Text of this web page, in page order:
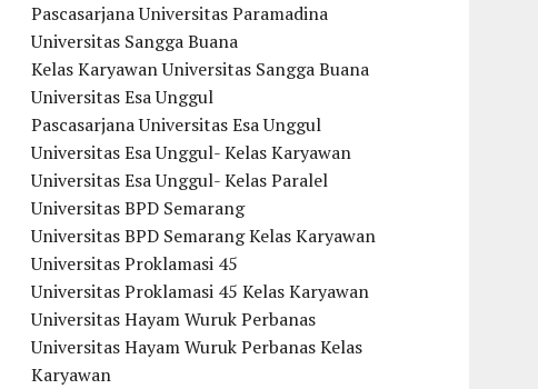
Pascasarjana Universitas Paramadina
Universitas Sangga Buana
Kelas Karyawan Universitas Sangga Buana
Universitas Esa Unggul
Pascasarjana Universitas Esa Unggul
Universitas Esa Unggul- Kelas Karyawan
Universitas Esa Unggul- Kelas Paralel
Universitas BPD Semarang
Universitas BPD Semarang Kelas Karyawan
Universitas Proklamasi 45
Universitas Proklamasi 45 Kelas Karyawan
Universitas Hayam Wuruk Perbanas
Universitas Hayam Wuruk Perbanas Kelas
Karyawan